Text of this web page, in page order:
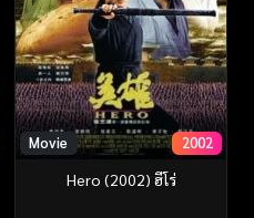
Movie 2002
Hero (2002) ฮีโร่